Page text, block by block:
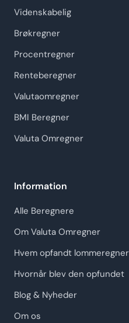
Videnskabelig
Brøkregner
Procentregner
Renteberegner
Valutaomregner
BMI Beregner
Valuta Omregner
Information
Alle Beregnere
Om Valuta Omregner
Hvem opfandt lommeregner
Hvornår blev den opfundet
Blog & Nyheder
Om os